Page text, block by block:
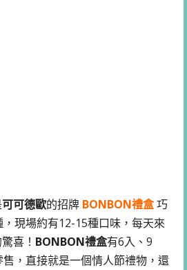
可可德歐的招牌 BONBON禮盒巧
現場約有12-15種口味，每天來
喜！ BONBON禮盒有6入、9
，直接就是一個情人節禮物，還